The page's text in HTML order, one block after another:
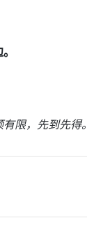
限，先到先得。